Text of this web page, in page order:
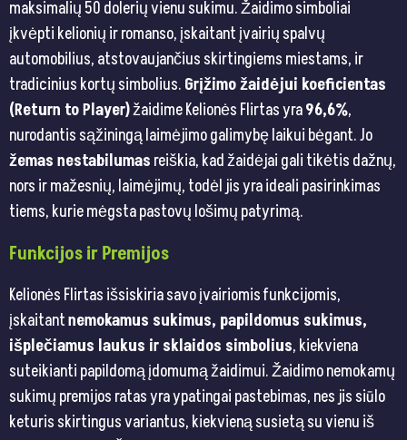
maksimalių 50 dolerių vienu sukimu. Žaidimo simboliai
įkvėpti kelionių ir romanso, įskaitant įvairių spalvų
automobilius, atstovaujančius skirtingiems miestams, ir
tradicinius kortų simbolius. Grįžimo žaidėjui koeficientas
(Return to Player)žaidime Kelionės Flirtas yra96,6%,
nurodantis sąžiningą laimėjimo galimybę laikui bėgant. Jo
žemas nestabilumas reiškia, kad žaidėjai gali tikėtis dažnų,
nors ir mažesnių, laimėjimų, todėl jis yra ideali pasirinkimas
tiems, kurie mėgsta pastovų lošimų patyrimą.
Funkcijos ir Premijos
Kelionės Flirtas išsiskiria savo įvairiomis funkcijomis,
įskaitantnemokamus sukimus, papildomus sukimus,
išplečiamus laukus ir sklaidos simbolius, kiekviena
suteikianti papildomą įdomumą žaidimui. Žaidimo nemokamų
sukimų premijos ratas yra ypatingai pastebimas, nes jis siūlo
keturis skirtingus variantus, kiekvieną susietą su vienu iš